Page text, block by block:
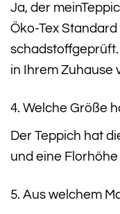
Ja, der
Öko-Tex
in Ihrem Zuhause
4. Welche Größe
Der Teppich hat
und eine Florhöhe
5. Aus welchem